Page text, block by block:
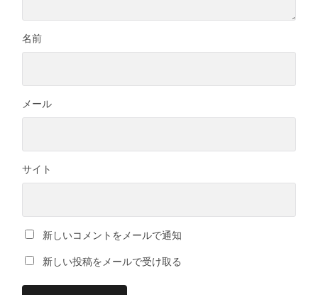
名前
メール
サイト
新しいコメントをメールで通知
新しい投稿をメールで受け取る